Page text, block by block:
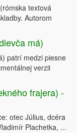
textová
Autorom
má)
patrí medzi piesne
verzii
frajera) -
otec Július, dcéra
Plachetka, ...